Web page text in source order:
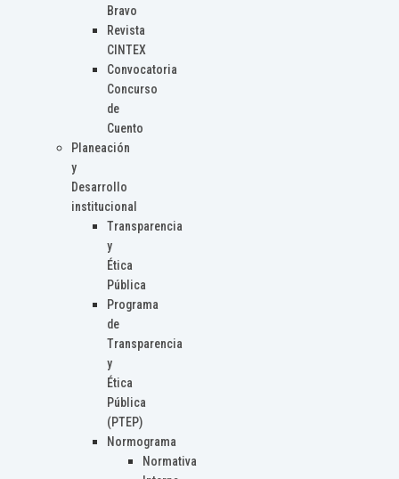
Bravo
Revista
CINTEX
Convocatoria
Concurso
de
Cuento
Planeación
y
Desarrollo
institucional
Transparencia
y
Ética
Pública
Programa
de
Transparencia
y
Ética
Pública
(PTEP)
Normograma
Normativa